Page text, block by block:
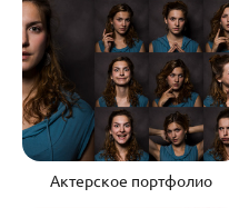
Актерское портфолио